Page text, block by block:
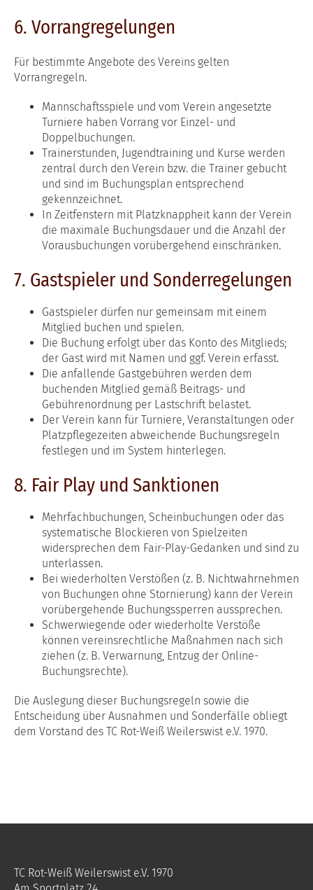
6. Vorrangregelungen
Für bestimmte Angebote des Vereins gelten
Vorrangregeln.
Mannschaftsspiele und vom Verein angesetzte
Turniere haben Vorrang vor Einzel- und
Doppelbuchungen.
Trainerstunden, Jugendtraining und Kurse werden
zentral durch den Verein bzw. die Trainer gebucht
und sind im Buchungsplan entsprechend
gekennzeichnet.
In Zeitfenstern mit Platzknappheit kann der Verein
die maximale Buchungsdauer und die Anzahl der
Vorausbuchungen vorübergehend einschränken.
7. Gastspieler und Sonderregelungen
Gastspieler dürfen nur gemeinsam mit einem
Mitglied buchen und spielen.
Die Buchung erfolgt über das Konto des Mitglieds;
der Gast wird mit Namen und ggf. Verein erfasst.
Die anfallende Gastgebühren werden dem
buchenden Mitglied gemäß Beitrags- und
Gebührenordnung per Lastschrift belastet.
Der Verein kann für Turniere, Veranstaltungen oder
Platzpflegezeiten abweichende Buchungsregeln
festlegen und im System hinterlegen.
8. Fair Play und Sanktionen
Mehrfachbuchungen, Scheinbuchungen oder das
systematische Blockieren von Spielzeiten
widersprechen dem Fair-Play-Gedanken und sind zu
unterlassen.
Bei wiederholten Verstößen (z. B. Nichtwahrnehmen
von Buchungen ohne Stornierung) kann der Verein
vorübergehende Buchungssperren aussprechen.
Schwerwiegende oder wiederholte Verstöße
können vereinsrechtliche Maßnahmen nach sich
ziehen (z. B. Verwarnung, Entzug der Online-
Buchungsrechte).
Die Auslegung dieser Buchungsregeln sowie die
Entscheidung über Ausnahmen und Sonderfälle obliegt
dem Vorstand des TC Rot-Weiß Weilerswist e.V. 1970.
TC Rot-Weiß Weilerswist e.V. 1970